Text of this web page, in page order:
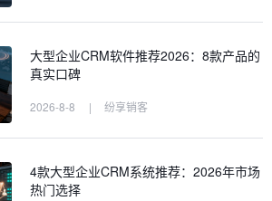
大型企业CRM软件推荐2026：8款产品的
真实口碑
2026-8-8 | 纷享销客
4款大型企业CRM系统推荐：2026年市场
热门选择